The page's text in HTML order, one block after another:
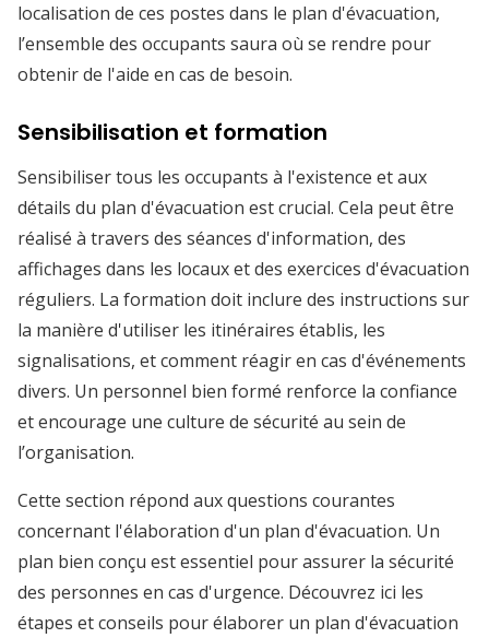
localisation de ces postes dans le plan d'évacuation,
l’ensemble des occupants saura où se rendre pour
obtenir de l'aide en cas de besoin.
Sensibilisation et formation
Sensibiliser tous les occupants à l'existence et aux
détails du plan d'évacuation est crucial. Cela peut être
réalisé à travers des séances d'information, des
affichages dans les locaux et des exercices d'évacuation
réguliers. La formation doit inclure des instructions sur
la manière d'utiliser les itinéraires établis, les
signalisations, et comment réagir en cas d'événements
divers. Un personnel bien formé renforce la confiance
et encourage une culture de sécurité au sein de
l’organisation.
Cette section répond aux questions courantes
concernant l'élaboration d'un plan d'évacuation. Un
plan bien conçu est essentiel pour assurer la sécurité
des personnes en cas d'urgence. Découvrez ici les
étapes et conseils pour élaborer un plan d'évacuation